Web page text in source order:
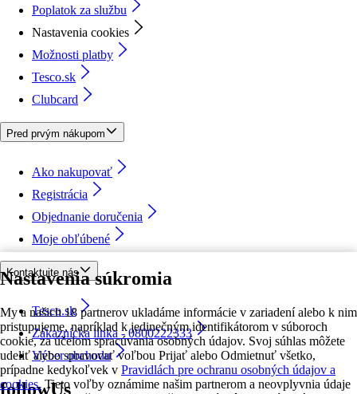
Nastavenia súkromia
My a našich 18 partnerov ukladáme informácie v zariadení alebo k nim
pristupujeme, napríklad k jedinečným identifikátorom v súboroch
cookie, za účelom spracúvania osobných údajov. Svoj súhlas môžete
udeliť alebo spravovať voľbou Prijať alebo Odmietnuť všetko,
prípadne kedykoľvek v Pravidlách pre ochranu osobných údajov a
cookies. Tieto voľby oznámime našim partnerom a neovplyvnia údaje
Poplatok za službu
Nastavenia cookies
Možnosti platby
Tesco.sk
Clubcard
Pred prvým nákupom
Ako nakupovať
Registrácia
Objednanie doručenia
Moje obľúbené
Kontaktujte nás
Tesco.sk
Zákaznícka linka - 0800222333
Výber obchodu
followUs